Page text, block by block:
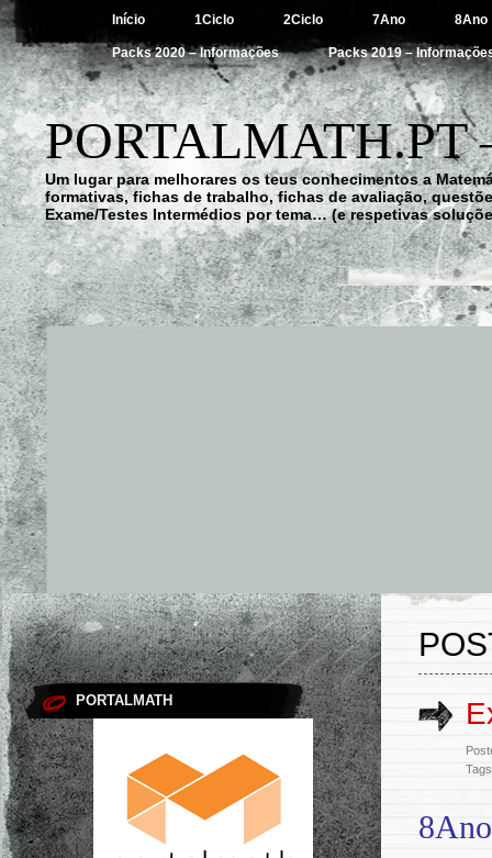
Início 1Ciclo 2Ciclo 7Ano 8Ano
Packs 2020 – Informações Packs 2019 –
Um lugar para melhorares os teus conhecimentos a
formativas, fichas de trabalho, fichas de avaliação,
Exame/Testes Intermédios por tema… (e respetivas
PORTALMATH